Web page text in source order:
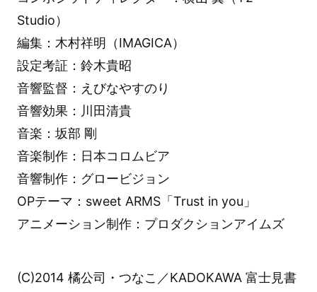
Studio）
編集：木村祥明（IMAGICA）
設定考証：鈴木貴昭
音響監督：えびなやすのり
音響効果：川田清貴
音楽：坂部 剛
音楽制作：日本コロムビア
音響制作：グロービジョン
OPテーマ：sweet ARMS「Trust in you」
アニメーション制作：プロダクションアイムズ
(C)2014 橘公司・つなこ／KADOKAWA 富士見書